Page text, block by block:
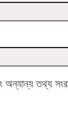
অন্যান্য তথ্য